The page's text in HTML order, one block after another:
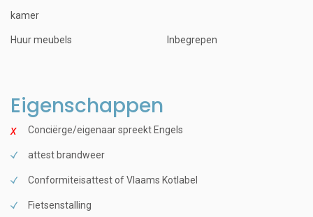
kamer
Huur meubels Inbegrepen
Eigenschappen
Conciërge/eigenaar spreekt Engels
attest brandweer
Conformiteisattest of Vlaams Kotlabel
Fietsenstalling